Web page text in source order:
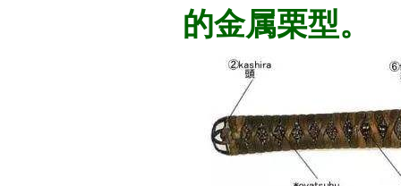
的金属栗型。